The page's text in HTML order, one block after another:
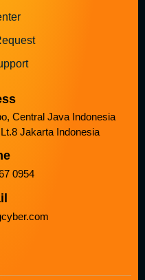
Central Java Indonesia
Jakarta Indonesia
0954